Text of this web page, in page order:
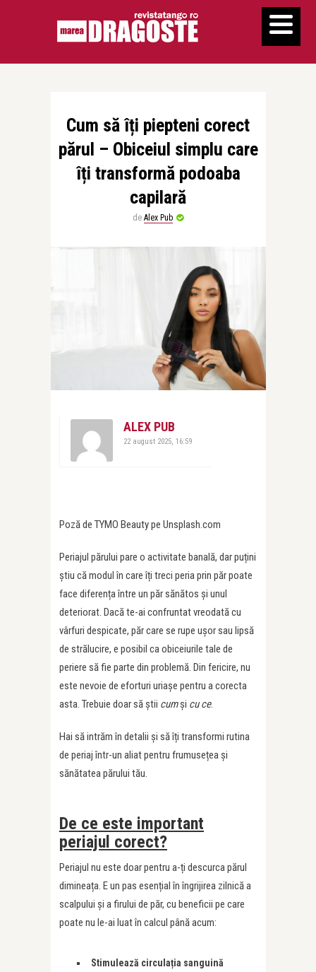
Cum să îți piepteni corect
părul – Obiceiul simplu care
îți transformă podoaba
capilară
de Alex Pub
ALEX PUB
22 august 2025, 16:59
Poză de TYMO Beauty pe Unsplash.com
Periajul părului pare o activitate banală, dar puțini
știu că modul în care îți treci peria prin păr poate
face diferența între un păr sănătos și unul
deteriorat. Dacă te-ai confruntat vreodată cu
vârfuri despicate, păr care se rupe ușor sau lipsă
de strălucire, e posibil ca obiceiurile tale de
periere să fie parte din problemă. Din fericire, nu
este nevoie de eforturi uriașe pentru a corecta
asta. Trebuie doar să știi cumși cu ce.
Hai să intrăm în detalii și să îți transformi rutina
de periaj într-un aliat pentru frumusețea și
sănătatea părului tău.
De ce este important
periajul corect?
Periajul nu este doar pentru a-ți descurca părul
dimineața. E un pas esențial în îngrijirea zilnică a
scalpului și a firului de păr, cu beneficii pe care
poate nu le-ai luat în calcul până acum:
Stimulează circulația sanguină